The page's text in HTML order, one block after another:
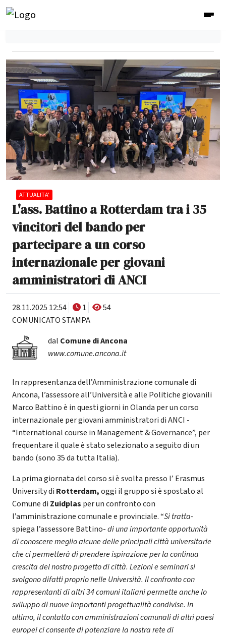
ATTUALITA'
L'ass. Battino a Rotterdam tra i 35
vincitori del bando per
partecipare a un corso
internazionale per giovani
amministratori di ANCI
28.11.2025 12:54 1
54
COMUNICATO STAMPA
dal Comune di Ancona
www.comune.ancona.it
In rappresentanza dell’Amministrazione comunale di
Ancona, l’assessore all’Università e alle Politiche giovanili
Marco Battino è in questi giorni in Olanda per un corso
internazionale per giovani amministratori di ANCI -
“International course in Management & Governance”, per
frequentare il quale è stato selezionato a seguito di un
bando (sono 35 da tutta Italia).
La prima giornata del corso si è svolta presso l’ Erasmus
University di Rotterdam,oggi il gruppo si è spostato al
Comune di Zuidplas per un confronto con
l’amministrazione comunale e provinciale. “Si tratta-
spiega l’assessore Battino-di una importante opportunità
di conoscere meglio alcune delle principali città universitarie
che ci permetterà di prendere ispirazione per la continua
crescita del nostro progetto di città. Lezioni e seminari si
svolgono difatti proprio nelle Università. Il confronto con
rappresentanti di altri 34 comuni italiani permette anche lo
sviluppo di nuove importanti progettualità condivise. In
ultimo, il contatto con amministrazioni comunali di altri paesi
europei ci consente di potenziare la nostra rete di